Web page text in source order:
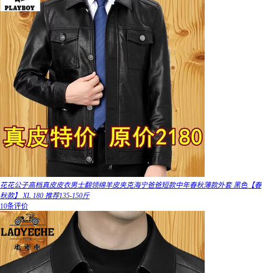
花花公子高档真皮皮衣男士翻领绵羊皮夹克海宁爸爸短款中年春秋薄款外套 黑色【春
秋款】 XL 180 推荐135-150斤
10条评价